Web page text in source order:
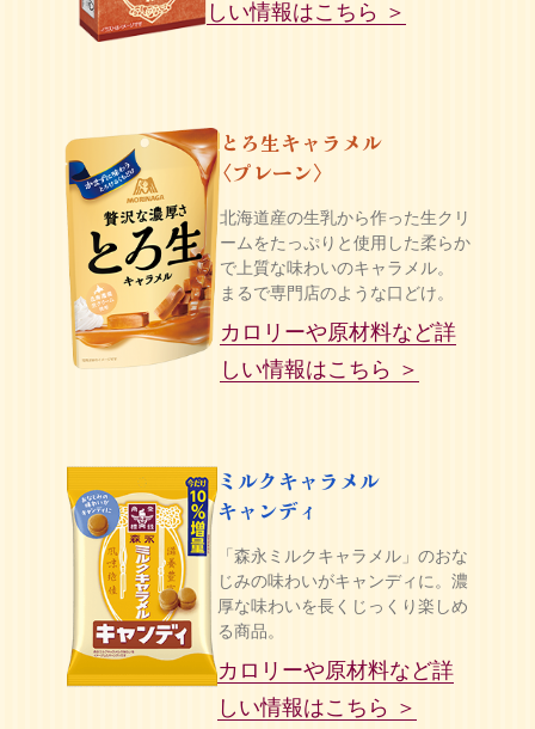
しい情報はこちら ＞
とろ生キャラメル
〈プレーン〉
北海道産の生乳から作った生クリ
ームをたっぷりと使用した柔らか
で上質な味わいのキャラメル。
まるで専門店のような口どけ。
カロリーや原材料など詳
しい情報はこちら ＞
ミルクキャラメル
キャンディ
「森永ミルクキャラメル」のおな
じみの味わいがキャンディに。濃
厚な味わいを長くじっくり楽しめ
る商品。
カロリーや原材料など詳
しい情報はこちら ＞